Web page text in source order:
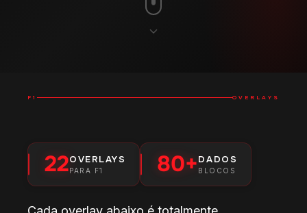
F1 OVERLAYS
22OVERLAYS
PARA F1 80+DADOS
BLOCOS